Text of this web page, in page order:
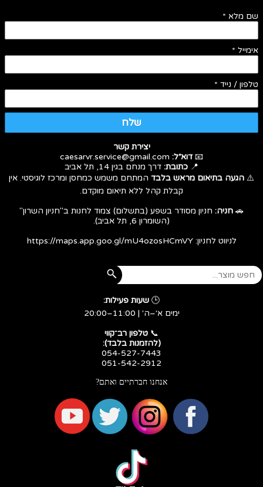
שם מלא *
אימייל *
טלפון / נייד *
שלח
יצירת קשר
📧דוא״ל:
📍 כתובת: דרך מנחם בגין 14, תל אביב
⚠️ הגעה בתיאום מראש בלבד המתחם משמש כמחסן ומרכז לוגיסטי. אין
קבלת קהל ללא תיאום מוקדם.
🚗 חניה: חניון מסודר בשפע (בתשלום) צמוד לחנות ב"חניון השרון"
(השומרון 6, תל אביב).
לניווט לחניון:https://maps.app.goo.gl/mU4ozosHCmVY
🕒 שעות פעילות:
ימים א׳–ה׳ | 11:00–20:00
​​​​​​​📞 טלפון רב־קווי
(להזמנות בלבד):
054-527-7443
051-542-2912
אנחנו חברתיים ואתם?